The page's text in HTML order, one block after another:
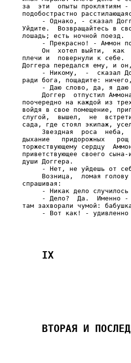
за  эти  опыты проклятиям
подобострастно
- Однако, - сказал
Уйдите.  Возвращайтесь в
лошадь; есть ночной поезд.
- Прекрасно! - Аммон
Он  хотел выйти,  как
плечи и  повернули к себе.
Доггера передался ему, и
- Никому,  -  сказал
ради бога, пощадите:
- Даю слово, да, я даю
Доггер  отпустил
поочередно на каждой из
войдя в свое помещение,
слугой,  вышел,  не
сада, где стоял экипаж,
Звездная  роса  неба,
дыхание   придорожных
торжествующему сердцу
приветствующее своего
души Доггера.
- Нет, не уйдешь от
Возница,  ломая
спрашивая:
- Никак дело
- Дело?  Да.  Именно
там захворали чумой: